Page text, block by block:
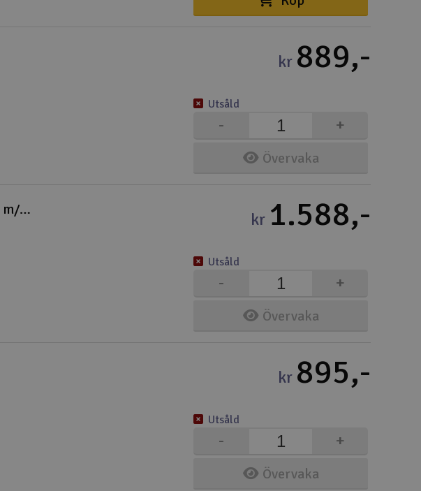
kr 889,-
Övervaka
+
-
Utsåld
Spektrum Smart G2 Powerstage Bundle 3S m/S155 kr 1.588,-
Övervaka
+
-
Utsåld
kr 895,-
Övervaka
+
-
Utsåld